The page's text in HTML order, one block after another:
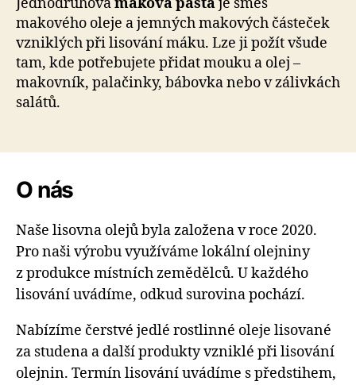
makového oleje a jemných makových částeček
vzniklých při lisování máku. Lze ji požít všude
tam, kde potřebujete přidat mouku a olej –
makovník, palačinky, bábovka nebo v zálivkách
salátů.
O nás
Naše lisovna olejů byla založena v roce 2020.
Pro naši výrobu využíváme lokální olejniny
z produkce místních zemědělců. U každého
lisování uvádíme, odkud surovina pochází.
Nabízíme čerstvé jedlé rostlinné oleje lisované
za studena a další produkty vzniklé při lisování
olejnin. Termín lisování uvádíme s předstihem,